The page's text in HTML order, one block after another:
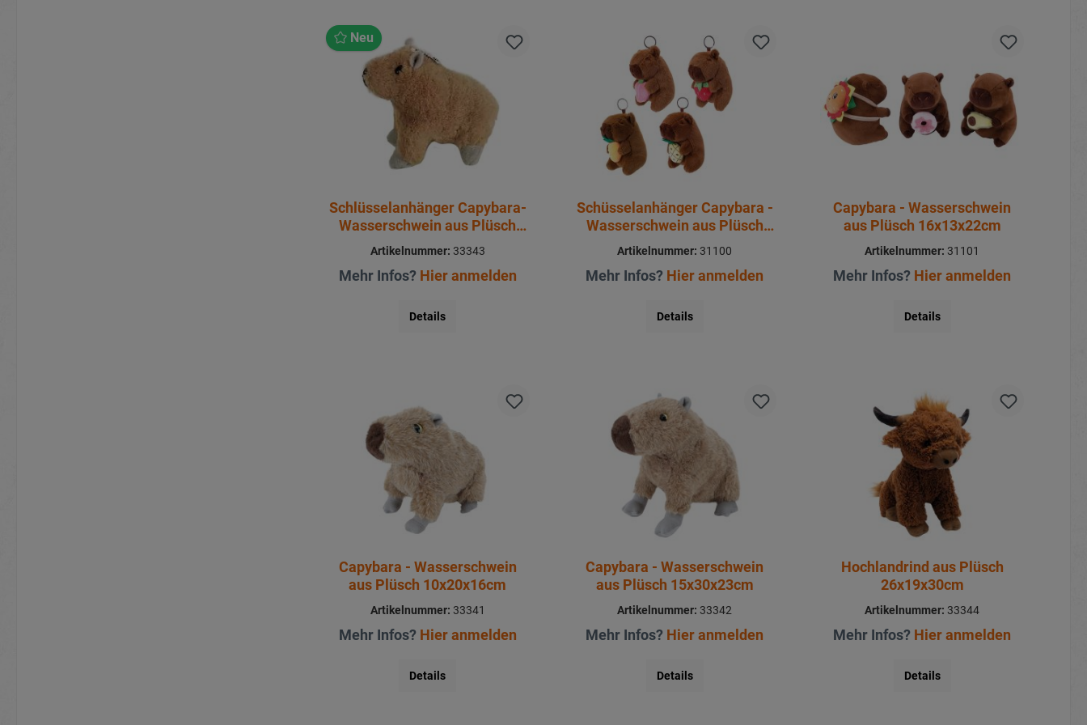
Neu
Schlüsselanhänger Capybara-
Wasserschwein aus Plüsch
9x9x11cm
Artikelnummer: 33343
Mehr Infos? Hier anmelden
Details
Schüsselanhänger Capybara -
Wasserschwein aus Plüsch
8x8x11cm
Artikelnummer: 31100
Mehr Infos? Hier anmelden
Details
Capybara - Wasserschwein
aus Plüsch 16x13x22cm
Artikelnummer: 31101
Mehr Infos? Hier anmelden
Details
Capybara - Wasserschwein
aus Plüsch 10x20x16cm
Artikelnummer: 33341
Mehr Infos? Hier anmelden
Details
Capybara - Wasserschwein
aus Plüsch 15x30x23cm
Artikelnummer: 33342
Mehr Infos? Hier anmelden
Details
Hochlandrind aus Plüsch
26x19x30cm
Artikelnummer: 33344
Mehr Infos? Hier anmelden
Details